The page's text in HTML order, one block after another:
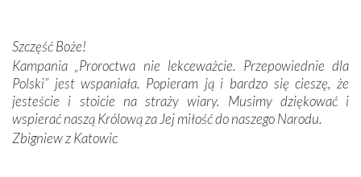
spotykaliśmy się z serdeczną otwartością
Portugalczyków. Podziwialiśmy ich ludową sztukę i
zwyczaje. Mimo że nasze kraje są od siebie bardzo
oddalone, w żaden sposób nie czuliśmy się obco.
Sprawiła to oczywiście sama Matka Boża, ale też
kulturowa bliskość biorąca swój początek w naszej
wspólnej wierze. Podczas wyjazdów do historycznych
Szczęść Boże!
Kampania „Proroctwa nie lekceważcie. Przepowiednie dla
Polski” jest wspaniała. Popieram ją i bardzo się cieszę, że
jesteście i stoicie na straży wiary. Musimy dziękować i
wspierać naszą Królową za Jej miłość do naszego Narodu.
Zbigniew z Katowic